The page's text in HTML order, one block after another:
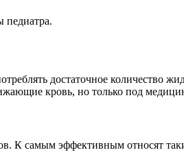
педиатра.
достаточное количество
кровь, но только под
К самым эффективным относят